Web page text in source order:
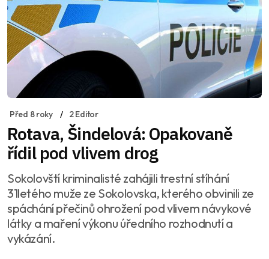
Před 8 roky 2 Editor
Rotava, Šindelová: Opakovaně
řídil pod vlivem drog
Sokolovští kriminalisté zahájili trestní stíhání
31letého muže ze Sokolovska, kterého obvinili ze
spáchání přečinů ohrožení pod vlivem návykové
látky a maření výkonu úředního rozhodnutí a
vykázání.